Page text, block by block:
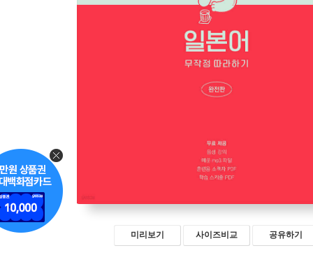
미리보기 사이즈비교 공유하기